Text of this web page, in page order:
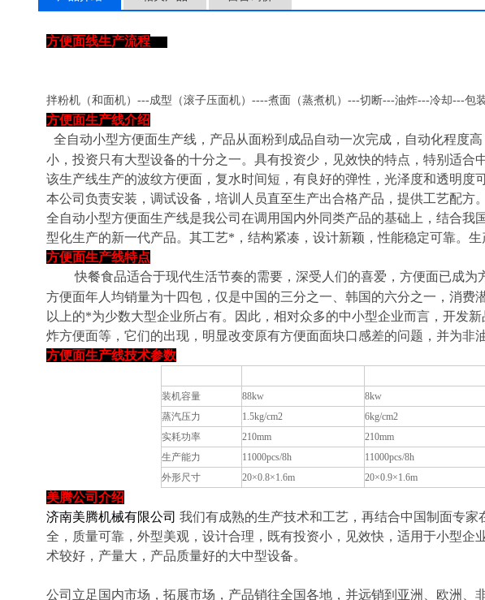
方便面线生产流程
拌粉机（和面机） ---成型（滚子压面机）----煮面（蒸煮机）---切断---油炸---冷却---包
方便面生产线介绍
全自动小型方便面生产线 ， 产品从面粉到成品自动一次完成，自动化程度
小，投资只有大型设备的十分之一。具有投资少，见效快的特点，特别适合
该生产线生产的波纹方便面，复水时间短，有良好的弹性，光泽度和透明度
本公司负责安装，调试设备，培训人员直至生产出合格产品，提供工艺配方。
全自动小型方便面生产线是我公司在调用国内外同类产品的基础上，结合我
型化生产的新一代产品。其工艺*，结构紧凑，设计新颖，性能稳定可靠。生
方便面生产线特点
快餐食品适合于现代生活节奏的需要，深受人们的喜爱，方便面已成为
方便面年人均销量为十四包，仅是中国的三分之一、韩国的六分之一，消费
以上的*为少数大型企业所占有。因此，相对众多的中小型企业而言，开发
炸方便面等，它们的出现，明显改变原有方便面面块口感差的问题，并为非
方便面生产线技术参数
装机容量
88kw 8kw
蒸汽压力
1.5kg/cm2 6kg/cm2
实耗功率
210mm 210mm
生产能力
11000pcs/8h 11000pcs/8h
外形尺寸
20×0.8×1.6m 20×0.9×1.6m
美腾公司介绍
济南美腾机械有限公司 我们有成熟的生产技术和工艺，再结合中国制面专
全，质量可靠，外型美观，设计合理，既有投资小，见效快，适用于小型企
术较好，产量大，产品质量好的大中型设备。
公司立足国内市场，拓展市场，产品销往全国各地，并远销到亚洲、欧洲、